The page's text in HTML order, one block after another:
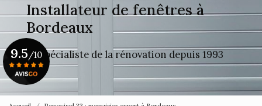
Installateur de fenêtres à
Bordeaux
Le spécialiste de la rénovation depuis 1993
9.5 /10